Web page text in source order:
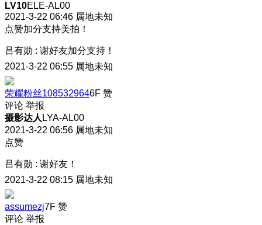
LV10ELE-AL00
2021-3-22 06:46 属地未知
点赞加分支持美拍！
吕有勋 : 谢好友加分支持！
2021-3-22 06:55 属地未知
荣耀粉丝1085329646F 赞
评论 举报
摄影达人 LYA-AL00
2021-3-22 06:56 属地未知
点赞
吕有勋 : 谢好友！
2021-3-22 08:15 属地未知
assumezj7F 赞
评论 举报